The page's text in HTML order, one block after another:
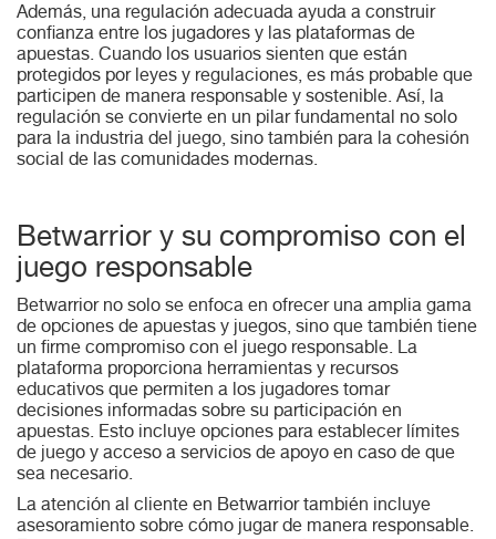
Además, una regulación adecuada ayuda a construir
confianza entre los jugadores y las plataformas de
apuestas. Cuando los usuarios sienten que están
protegidos por leyes y regulaciones, es más probable que
participen de manera responsable y sostenible. Así, la
regulación se convierte en un pilar fundamental no solo
para la industria del juego, sino también para la cohesión
social de las comunidades modernas.
Betwarrior y su compromiso con el
juego responsable
Betwarrior no solo se enfoca en ofrecer una amplia gama
de opciones de apuestas y juegos, sino que también tiene
un firme compromiso con el juego responsable. La
plataforma proporciona herramientas y recursos
educativos que permiten a los jugadores tomar
decisiones informadas sobre su participación en
apuestas. Esto incluye opciones para establecer límites
de juego y acceso a servicios de apoyo en caso de que
sea necesario.
La atención al cliente en Betwarrior también incluye
asesoramiento sobre cómo jugar de manera responsable.